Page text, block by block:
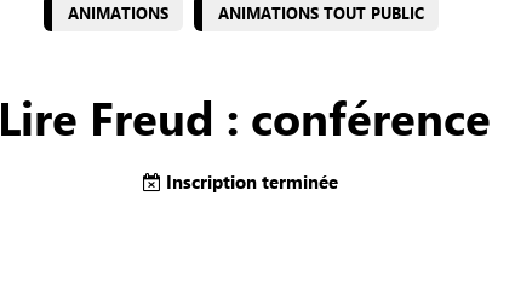
ANIMATIONS ANIMATIONS TOUT PUBLIC
Lire Freud : conférence
Inscription terminée